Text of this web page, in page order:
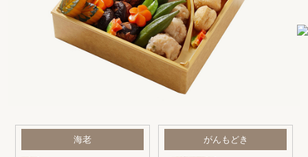
海老 がんもどき